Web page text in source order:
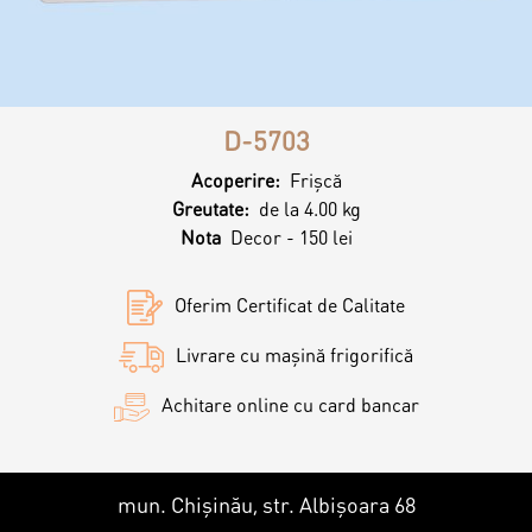
Personalized Desserts
Macaron
Croissants & muffins
Cookies
Placinta
D-5703
Acoperire: Frişcă
Greutate: de la 4.00 kg
Nota Decor - 150 lei
Oferim Certificat de Calitate
Livrare cu mașină frigorifică
Achitare online cu card bancar
mun. Chișinău, str. Albișoara 68